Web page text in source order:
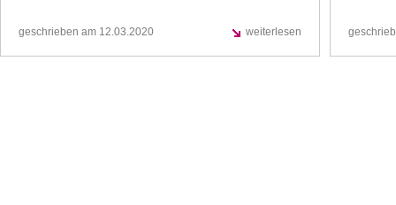
geschrieben am 12.03.2020 weiterlesen